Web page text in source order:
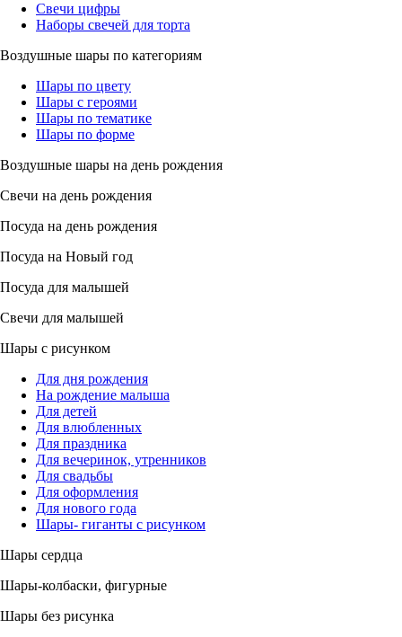
Свечи цифры
Наборы свечей для торта
Воздушные шары по категориям
Шары по цвету
Шары с героями
Шары по тематике
Шары по форме
Воздушные шары на день рождения
Свечи на день рождения
Посуда на день рождения
Посуда на Новый год
Посуда для малышей
Свечи для малышей
Шары с рисунком
Для дня рождения
На рождение малыша
Для детей
Для влюбленных
Для праздника
Для вечеринок, утренников
Для свадьбы
Для оформления
Для нового года
Шары- гиганты с рисунком
Шары сердца
Шары-колбаски, фигурные
Шары без рисунка